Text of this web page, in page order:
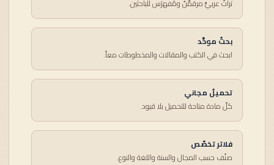
تراثٌ عربيٌّ مرقمَّنٌ ومُفهرَس للباحثين.
بحثٌ موحَّد
ابحث في الكتب والمقالات والمخطوطات معاً.
تحميلٌ مجاني
كلّ مادة متاحة للتحميل بلا قيود.
فلاتر تخصّص
صنّف حسب المجال والسنة واللغة والنوع.